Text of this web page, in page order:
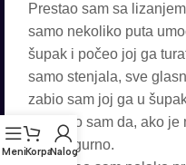
Prestao sam sa
samo nekoliko puta
šupak i počeo joj ga
samo stenjala, sve
zabio sam joj ga u
pomislio sam da, ako
jeste sigurno.
MeniKorpaNalog